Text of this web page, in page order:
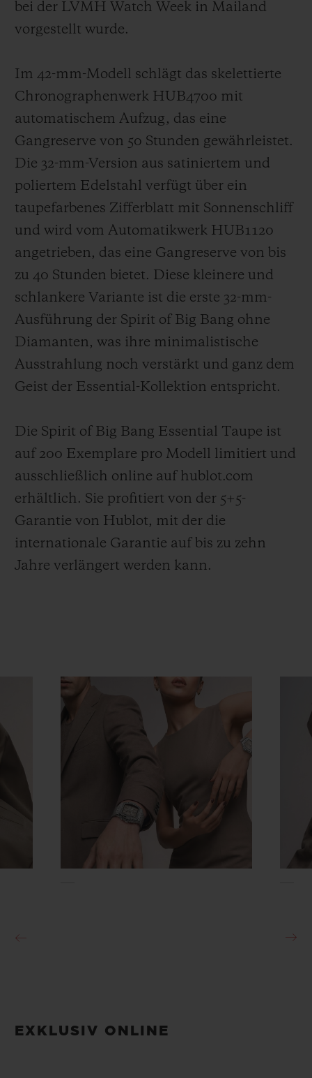
bei der LVMH Watch Week in Mailand
vorgestellt wurde.
Im 42-mm-Modell schlägt das skelettierte
Chronographenwerk HUB4700 mit
automatischem Aufzug, das eine
Gangreserve von 50 Stunden gewährleistet.
Die 32-mm-Version aus satiniertem und
poliertem Edelstahl verfügt über ein
taupefarbenes Zifferblatt mit Sonnenschliff
und wird vom Automatikwerk HUB1120
angetrieben, das eine Gangreserve von bis
zu 40 Stunden bietet. Diese kleinere und
schlankere Variante ist die erste 32-mm-
Ausführung der Spirit of Big Bang ohne
Diamanten, was ihre minimalistische
Ausstrahlung noch verstärkt und ganz dem
Geist der Essential-Kollektion entspricht.
Die Spirit of Big Bang Essential Taupe ist
auf 200 Exemplare pro Modell limitiert und
ausschließlich online auf hublot.com
erhältlich. Sie profitiert von der 5+5-
Garantie von Hublot, mit der die
internationale Garantie auf bis zu zehn
Jahre verlängert werden kann.
EXKLUSIV ONLINE